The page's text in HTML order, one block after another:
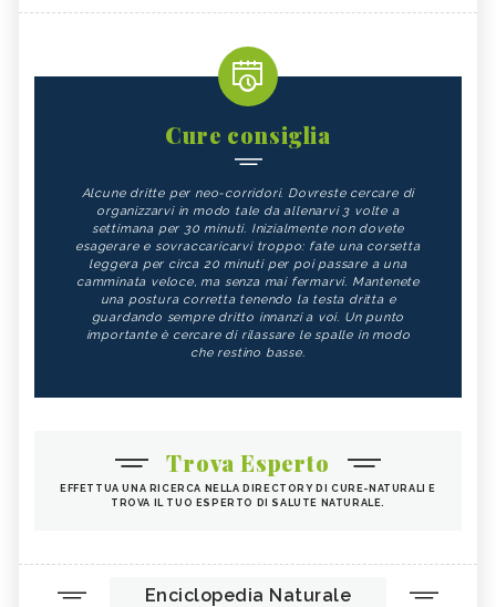
Cure consiglia
Alcune dritte per neo-corridori. Dovreste cercare di
organizzarvi in modo tale da allenarvi 3 volte a
settimana per 30 minuti. Inizialmente non dovete
esagerare e sovraccaricarvi troppo: fate una corsetta
leggera per circa 20 minuti per poi passare a una
camminata veloce, ma senza mai fermarvi. Mantenete
una postura corretta tenendo la testa dritta e
guardando sempre dritto innanzi a voi. Un punto
importante è cercare di rilassare le spalle in modo
che restino basse.
Trova Esperto
EFFETTUA UNA RICERCA NELLA DIRECTORY DI CURE-NATURALI E
TROVA IL TUO ESPERTO DI SALUTE NATURALE.
Enciclopedia Naturale